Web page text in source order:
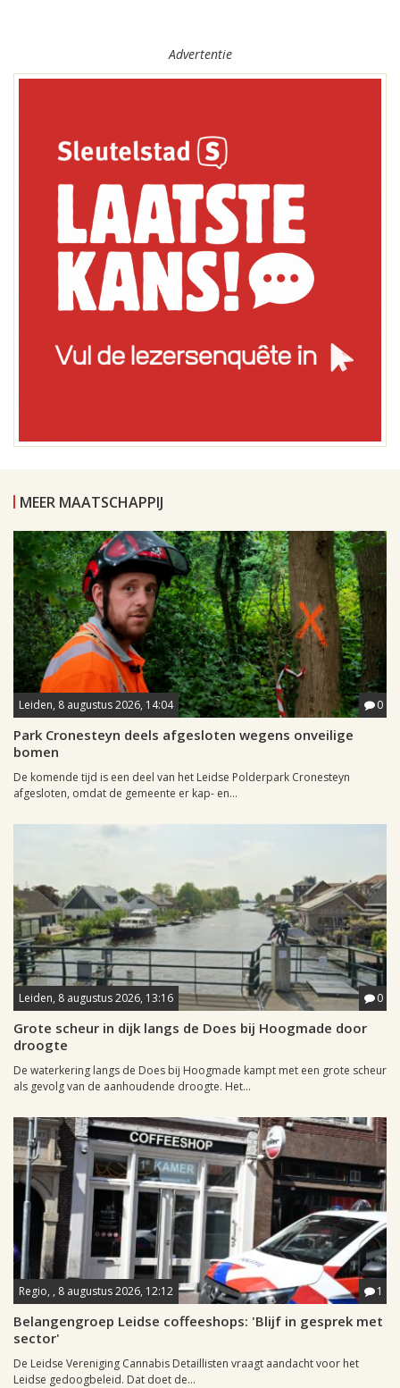
Advertentie
MEER MAATSCHAPPIJ
Leiden, 8 augustus 2026, 14:04 0
Park Cronesteyn deels afgesloten wegens onveilige
bomen
De komende tijd is een deel van het Leidse Polderpark Cronesteyn
afgesloten, omdat de gemeente er kap- en...
Leiden, 8 augustus 2026, 13:16 0
Grote scheur in dijk langs de Does bij Hoogmade door
droogte
De waterkering langs de Does bij Hoogmade kampt met een grote scheur
als gevolg van de aanhoudende droogte. Het...
Regio, , 8 augustus 2026, 12:12 1
Belangengroep Leidse coffeeshops: 'Blijf in gesprek met
sector'
De Leidse Vereniging Cannabis Detaillisten vraagt aandacht voor het
Leidse gedoogbeleid. Dat doet de...